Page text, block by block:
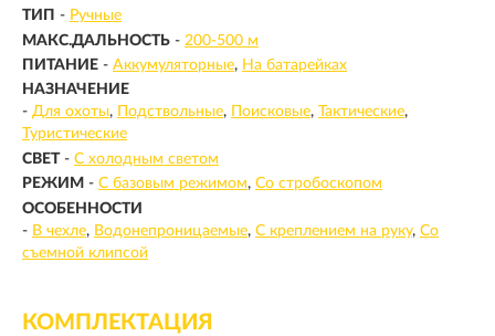
ТИП - Ручные
МАКС.ДАЛЬНОСТЬ - 200-500 м
ПИТАНИЕ - Аккумуляторные
На батарейках
НАЗНАЧЕНИЕ
- Для охоты Подствольные Поисковые Тактические
Туристические
СВЕТ - С холодным светом
РЕЖИМ - С базовым режимом Со стробоскопом
ОСОБЕННОСТИ
- В чехле Водонепроницаемые С креплением на руку Со
съемной клипсой
КОМПЛЕКТАЦИЯ